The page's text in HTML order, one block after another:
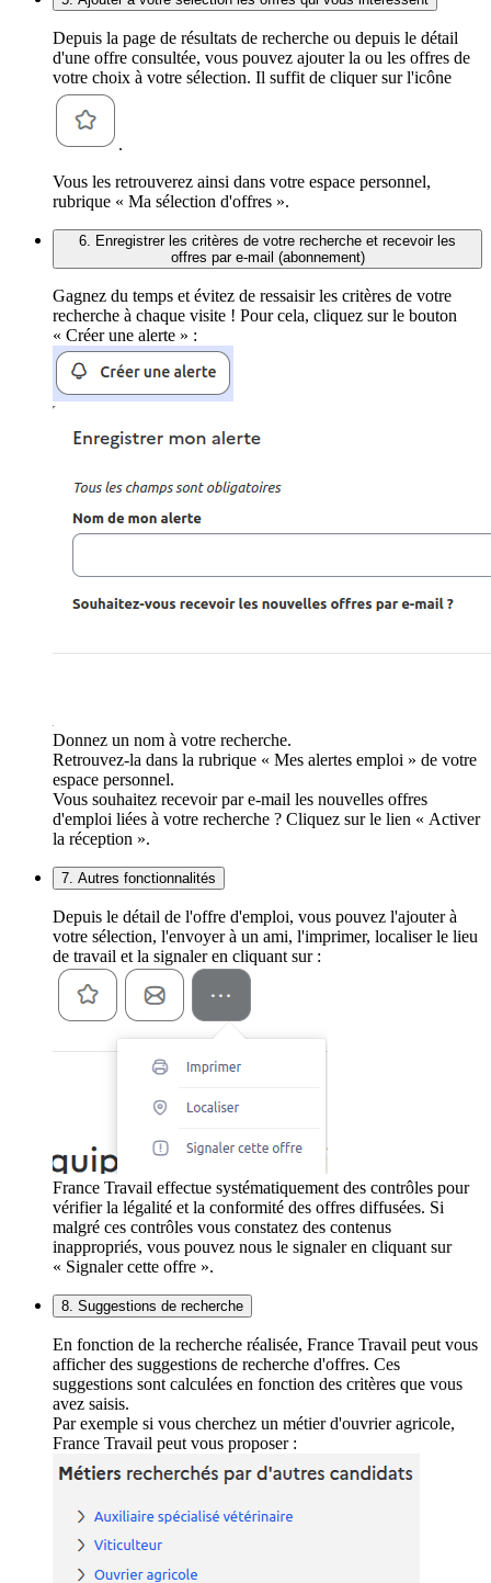
Depuis la page de résultats de recherche ou depuis le détail
d'une offre consultée, vous pouvez ajouter la ou les offres de
votre choix à votre sélection. Il suffit de cliquer sur l'icône
.
Vous les retrouverez ainsi dans votre espace personnel,
rubrique « Ma sélection d'offres ».
6. Enregistrer les critères de votre recherche et recevoir les
offres par e-mail (abonnement)
Gagnez du temps et évitez de ressaisir les critères de votre
recherche à chaque visite ! Pour cela, cliquez sur le bouton
« Créer une alerte » :
Donnez un nom à votre recherche.
Retrouvez-la dans la rubrique « Mes alertes emploi » de votre
espace personnel.
Vous souhaitez recevoir par e-mail les nouvelles offres
d'emploi liées à votre recherche ? Cliquez sur le lien « Activer
la réception ».
7. Autres fonctionnalités
Depuis le détail de l'offre d'emploi, vous pouvez l'ajouter à
votre sélection, l'envoyer à un ami, l'imprimer, localiser le lieu
de travail et la signaler en cliquant sur :
France Travail effectue systématiquement des contrôles pour
vérifier la légalité et la conformité des offres diffusées. Si
malgré ces contrôles vous constatez des contenus
inappropriés, vous pouvez nous le signaler en cliquant sur
« Signaler cette offre ».
8. Suggestions de recherche
En fonction de la recherche réalisée, France Travail peut vous
afficher des suggestions de recherche d'offres. Ces
suggestions sont calculées en fonction des critères que vous
avez saisis.
Par exemple si vous cherchez un métier d'ouvrier agricole,
France Travail peut vous proposer :